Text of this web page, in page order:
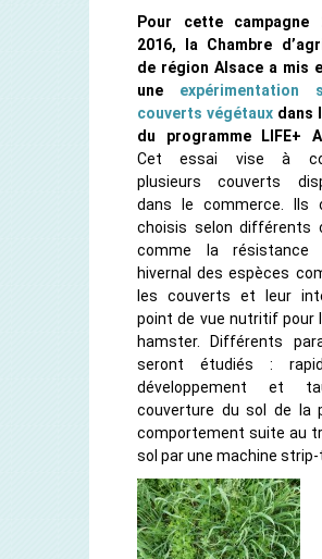
Pour cette campagne
2016, la Chambre
de région Alsace a mis
une expérimentation
couverts végétaux dans
du programme LIFE+
Cet essai vise à
plusieurs couverts
dans le commerce. Ils
choisis selon différents
comme la résistance
hivernal des espèces
les couverts et leur
point de vue nutritif pour
hamster. Différents
seront étudiés :
développement et
couverture du sol de la
comportement suite au
sol par une machine strip-